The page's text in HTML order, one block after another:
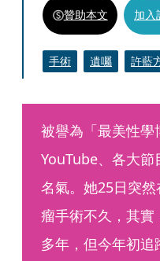
贊助本文 加入
手術 遺囑 許藍
被譽為「最美性學
YouTube、各大
名氣。她25日突
瘤手術不久，其
多年，但今年初